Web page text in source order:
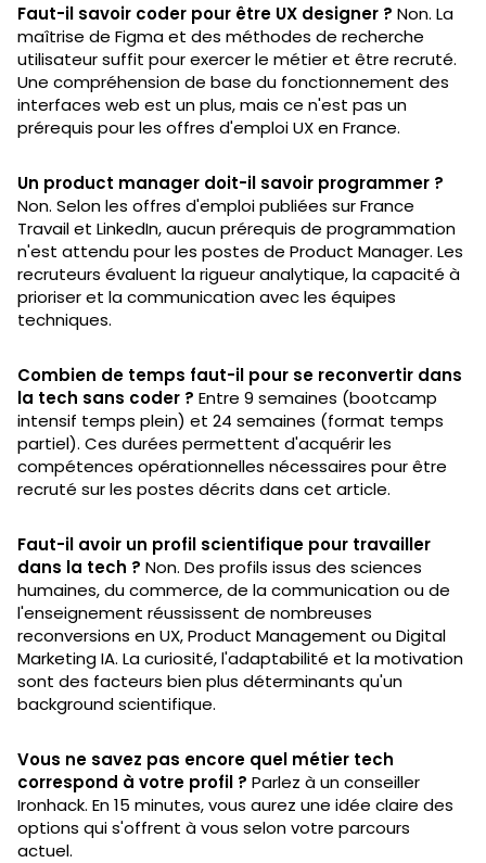
Faut-il savoir coder pour être UX designer ? Non. La
maîtrise de Figma et des méthodes de recherche
utilisateur suffit pour exercer le métier et être recruté.
Une compréhension de base du fonctionnement des
interfaces web est un plus, mais ce n'est pas un
prérequis pour les offres d'emploi UX en France.
Un product manager doit-il savoir programmer ?
Non. Selon les offres d'emploi publiées sur France
Travail et LinkedIn, aucun prérequis de programmation
n'est attendu pour les postes de Product Manager. Les
recruteurs évaluent la rigueur analytique, la capacité à
prioriser et la communication avec les équipes
techniques.
Combien de temps faut-il pour se reconvertir dans
la tech sans coder ? Entre 9 semaines (bootcamp
intensif temps plein) et 24 semaines (format temps
partiel). Ces durées permettent d'acquérir les
compétences opérationnelles nécessaires pour être
recruté sur les postes décrits dans cet article.
Faut-il avoir un profil scientifique pour travailler
dans la tech ? Non. Des profils issus des sciences
humaines, du commerce, de la communication ou de
l'enseignement réussissent de nombreuses
reconversions en UX, Product Management ou Digital
Marketing IA. La curiosité, l'adaptabilité et la motivation
sont des facteurs bien plus déterminants qu'un
background scientifique.
Vous ne savez pas encore quel métier tech
correspond à votre profil ? Parlez à un conseiller
Ironhack. En 15 minutes, vous aurez une idée claire des
options qui s'offrent à vous selon votre parcours
actuel.